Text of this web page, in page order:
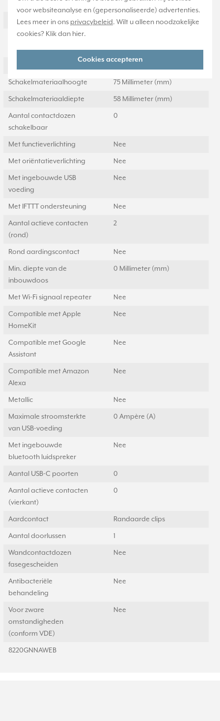
voor websiteanalyse en (gepersonaliseerde) advertenties.
Lees meer in ons privacybeleid. Wilt u alleen noodzakelijke
cookies? Klik dan hier.
Cookies accepteren
Nee
Met doorlusvoorziening Ja
Geschikt voor
beschermingsgraad (IP)
151 Millimeter (mm)
Schakelmateriaalhoogte 75 Millimeter (mm)
Schakelmateriaaldiepte 58 Millimeter (mm)
Aantal contactdozen
schakelbaar
0
Met functieverlichting Nee
Met oriëntatieverlichting Nee
Met ingebouwde USB
voeding
Nee
Met IFTTT ondersteuning Nee
Aantal actieve contacten
(rond)
2
Rond aardingscontact Nee
Min. diepte van de
inbouwdoos
0 Millimeter (mm)
Met Wi-Fi signaal repeater Nee
Compatible met Apple
HomeKit
Nee
Compatible met Google
Assistant
Nee
Compatible met Amazon
Alexa
Nee
Metallic Nee
Maximale stroomsterkte
van USB-voeding
0 Ampère (A)
Met ingebouwde
bluetooth luidspreker
Nee
Aantal USB-C poorten 0
Aantal actieve contacten
(vierkant)
0
Aardcontact Randaarde clips
Aantal doorlussen 1
Wandcontactdozen
fasegescheiden
Nee
Antibacteriële
behandeling
Nee
Voor zware
omstandigheden
(conform VDE)
Nee
8220GNNAWEB